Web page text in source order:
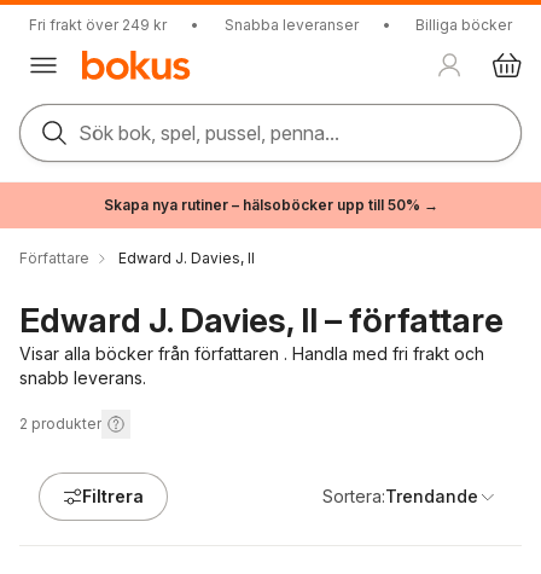
Fri frakt över 249 kr • Snabba leveranser • Billiga böcker
Sök bok, spel, pussel, penna...
Skapa nya rutiner – hälsoböcker upp till 50% →
Författare Edward J. Davies, ll
Edward J. Davies, ll – författare
Visar alla böcker från författaren . Handla med fri frakt och
snabb leverans.
2 produkter
Filtrera Sortera:Trendande